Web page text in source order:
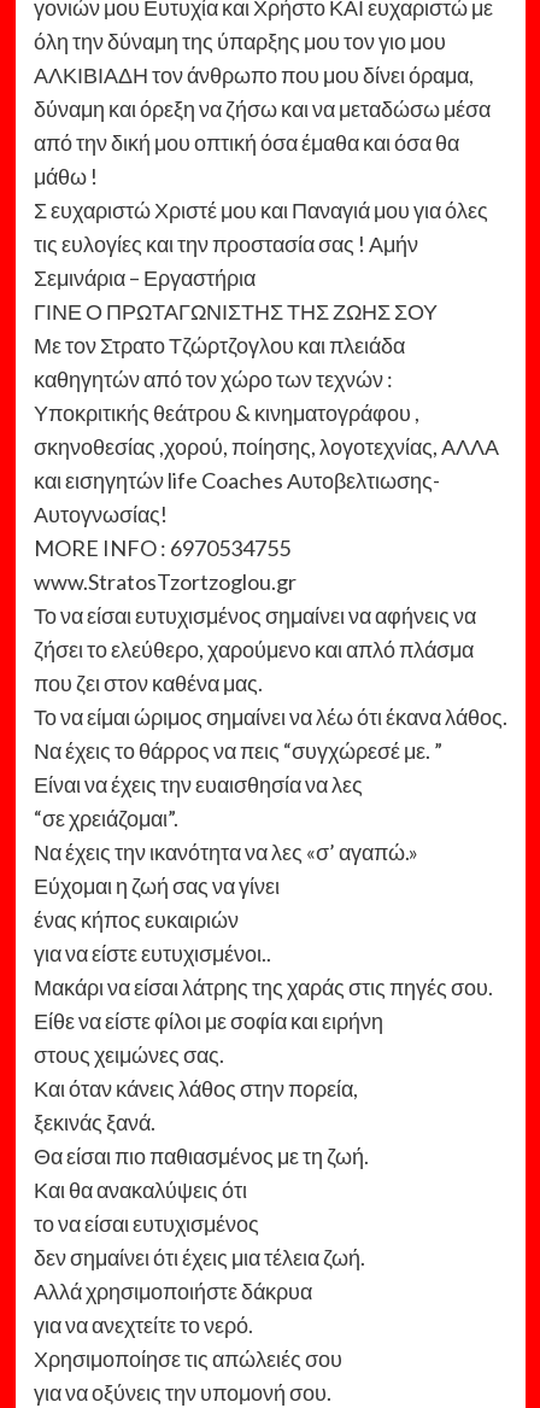
γονιών μου Ευτυχία και Χρήστο ΚΑΙ ευχαριστώ με
όλη την δύναμη της ύπαρξης μου τον γιο μου
ΑΛΚΙΒΙΑΔΗ τον άνθρωπο που μου δίνει όραμα,
δύναμη και όρεξη να ζήσω και να μεταδώσω μέσα
από την δική μου οπτική όσα έμαθα και όσα θα
μάθω !
Σ ευχαριστώ Χριστέ μου και Παναγιά μου για όλες
τις ευλογίες και την προστασία σας ! Αμήν
Σεμινάρια – Εργαστήρια
ΓΙΝΕ Ο ΠΡΩΤΑΓΩΝΙΣΤΗΣ ΤΗΣ ΖΩΗΣ ΣΟΥ
Με τον Στρατο Τζώρτζογλου και πλειάδα
καθηγητών από τον χώρο των τεχνών :
Υποκριτικής θεάτρου & κινηματογράφου ,
σκηνοθεσίας ,χορού, ποίησης, λογοτεχνίας, ΑΛΛΑ
και εισηγητών life Coaches Αυτοβελτιωσης-
Αυτογνωσίας!
MORE INFO : 6970534755
www.StratosTzortzoglou.gr
Το να είσαι ευτυχισμένος σημαίνει να αφήνεις να
ζήσει το ελεύθερο, χαρούμενο και απλό πλάσμα
που ζει στον καθένα μας.
Το να είμαι ώριμος σημαίνει να λέω ότι έκανα λάθος.
Να έχεις το θάρρος να πεις “συγχώρεσέ με. ”
Είναι να έχεις την ευαισθησία να λες
“σε χρειάζομαι”.
Να έχεις την ικανότητα να λες «σ’ αγαπώ.»
Εύχομαι η ζωή σας να γίνει
ένας κήπος ευκαιριών
για να είστε ευτυχισμένοι..
Μακάρι να είσαι λάτρης της χαράς στις πηγές σου.
Είθε να είστε φίλοι με σοφία και ειρήνη
στους χειμώνες σας.
Και όταν κάνεις λάθος στην πορεία,
ξεκινάς ξανά.
Θα είσαι πιο παθιασμένος με τη ζωή.
Και θα ανακαλύψεις ότι
το να είσαι ευτυχισμένος
δεν σημαίνει ότι έχεις μια τέλεια ζωή.
Αλλά χρησιμοποιήστε δάκρυα
για να ανεχτείτε το νερό.
Χρησιμοποίησε τις απώλειές σου
για να οξύνεις την υπομονή σου.